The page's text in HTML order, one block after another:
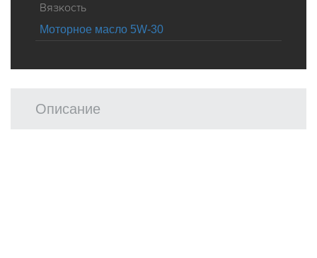
Вязкость
Моторное масло 5W-30
Описание